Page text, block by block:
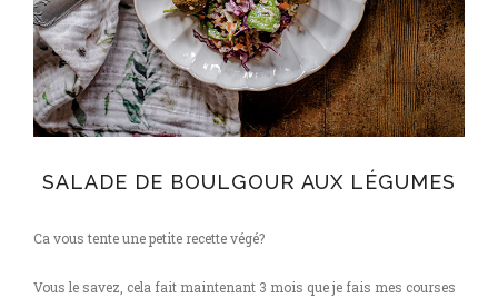
SALADE DE BOULGOUR AUX LÉGUMES
Ca vous tente une petite recette végé?
Vous le savez, cela fait maintenant 3 mois que je fais mes courses